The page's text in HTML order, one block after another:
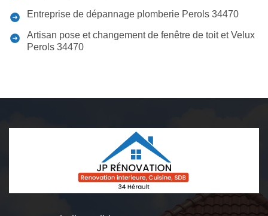
Entreprise de dépannage plomberie Perols 34470
Artisan pose et changement de fenêtre de toit et Velux
Perols 34470